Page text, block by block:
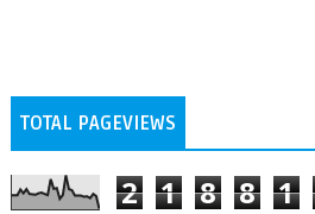
TOTAL PAGEVIEWS
2 1 8 8 1